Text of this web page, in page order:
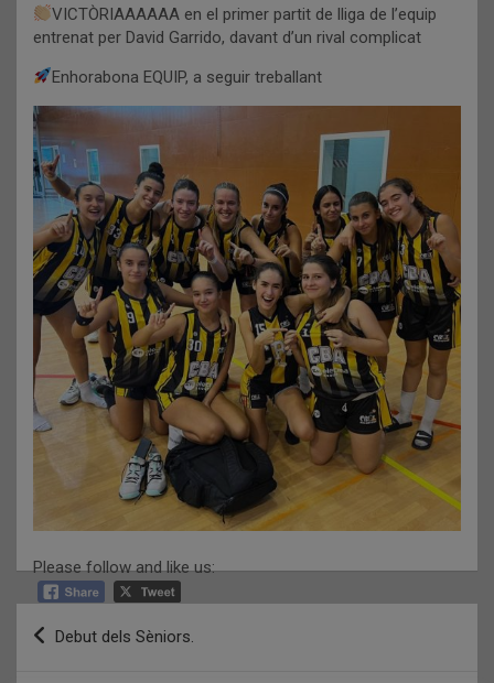
VICTÒRIAAAAAA en el primer partit de lliga de l’equip
entrenat per David Garrido, davant d’un rival complicat
Enhorabona EQUIP, a seguir treballant
Please follow and like us:
Navegació
Debut dels Sèniors.